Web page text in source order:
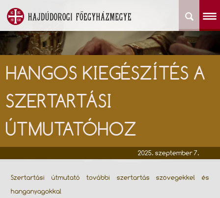
HANGOS KIEGÉSZÍTÉS A
SZERTARTÁSI
ÚTMUTATÓHOZ
2025. szeptember 7.
Szertartási útmutató további szertartás szövegekkel és
hanganyagokkal